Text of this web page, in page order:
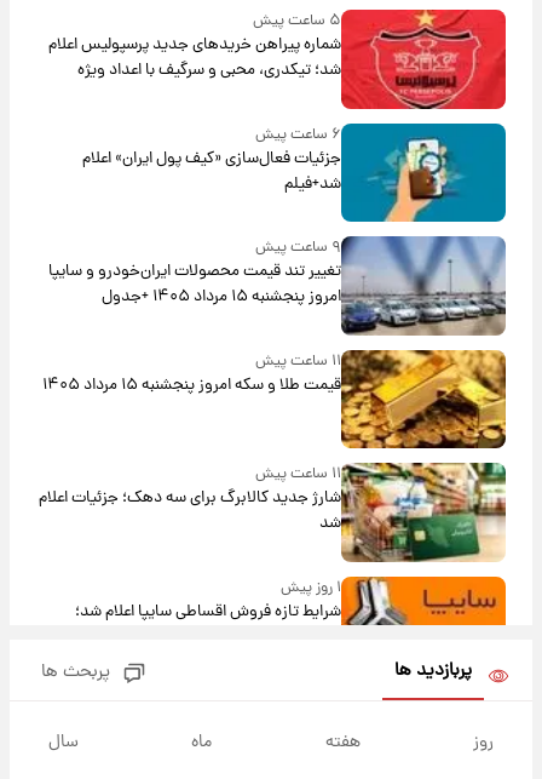
۵ ساعت پیش
شماره پیراهن خریدهای جدید پرسپولیس اعلام
شد؛ تیکدری، محبی و سرگیف با اعداد ویژه
۶ ساعت پیش
جزئیات فعال‌سازی «کیف پول ایران» اعلام
شد+فیلم
۹ ساعت پیش
تغییر تند قیمت محصولات ایران‌خودرو و سایپا
امروز پنجشنبه ۱۵ مرداد ۱۴۰۵ +جدول
۱۱ ساعت پیش
قیمت طلا و سکه امروز پنجشنبه ۱۵ مرداد ۱۴۰۵
۱۱ ساعت پیش
شارژ جدید کالابرگ برای سه دهک؛ جزئیات اعلام
شد
۱ روز پیش
شرایط تازه فروش اقساطی سایپا اعلام شد؛
قیمت سکه و طلا فردا
پربازدید ها پربحث ها
روز هفته ماه سال